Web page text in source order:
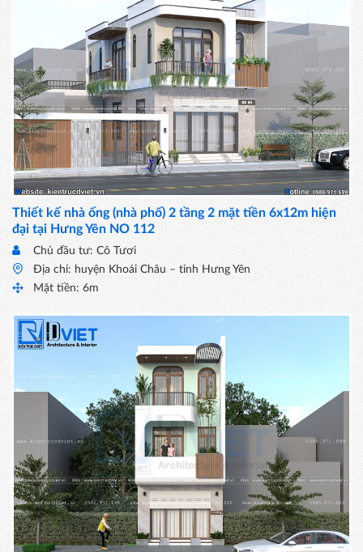
Thiết kế nhà ống (nhà phố) 2 tầng 2 mặt tiền 6x12m hiện
đại tại Hưng Yên NO 112
Chủ đầu tư: Cô Tươi
Địa chỉ: huyện Khoái Châu – tỉnh Hưng Yên
Mặt tiền: 6m